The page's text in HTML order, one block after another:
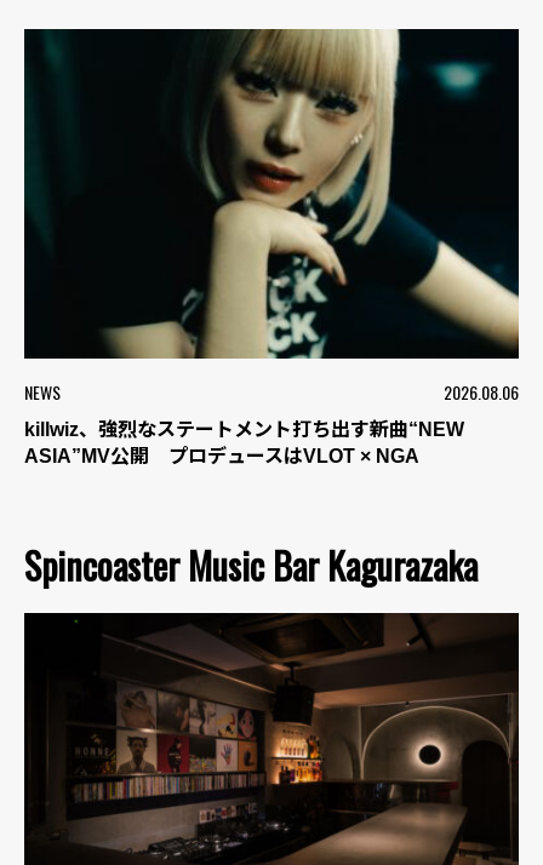
NEWS 2026.08.06
killwiz、強烈なステートメント打ち出す新曲“NEW
ASIA”MV公開 プロデュースはVLOT × NGA
Spincoaster Music Bar Kagurazaka